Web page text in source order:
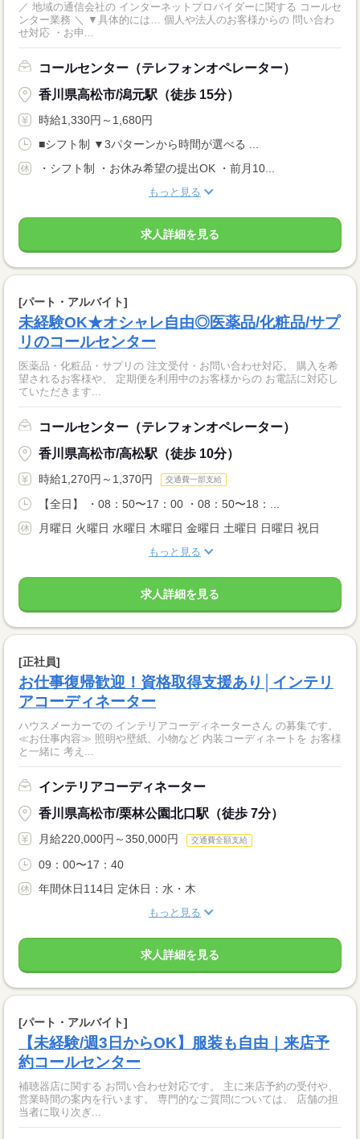
／ 地域の通信会社の インターネットプロバイダーに関する コールセ
ンター業務 ＼ ▼具体的には… 個人や法人のお客様からの 問い合わ
せ対応 ・お申...
コールセンター（テレフォンオペレーター）
香川県高松市/潟元駅（徒歩 15分）
時給1,330円～1,680円
■シフト制 ▼3パターンから時間が選べる ...
・シフト制 ・お休み希望の提出OK ・前月10...
もっと見る
求人詳細を見る
[パート・アルバイト]
未経験OK★オシャレ自由◎医薬品/化粧品/サプ
リのコールセンター
医薬品・化粧品・サプリの 注文受付・お問い合わせ対応。 購入を希
望されるお客様や、 定期便を利用中のお客様からの お電話に対応し
ていただきます...
コールセンター（テレフォンオペレーター）
香川県高松市/高松駅（徒歩 10分）
時給1,270円～1,370円 交通費一部支給
【全日】 ・08：50〜17：00 ・08：50〜18：...
月曜日 火曜日 水曜日 木曜日 金曜日 土曜日 日曜日 祝日
もっと見る
求人詳細を見る
[正社員]
お仕事復帰歓迎！資格取得支援あり│インテリ
アコーディネーター
ハウスメーカーでの インテリアコーディネーターさん の募集です。
≪お仕事内容≫ 照明や壁紙、小物など 内装コーディネートを お客様
と一緒に 考え...
インテリアコーディネーター
香川県高松市/栗林公園北口駅（徒歩 7分）
月給220,000円～350,000円 交通費全額支給
09：00〜17：40
年間休日114日 定休日：水・木
もっと見る
求人詳細を見る
[パート・アルバイト]
【未経験/週3日からOK】服装も自由｜来店予
約コールセンター
補聴器店に関する お問い合わせ対応です。 主に来店予約の受付や、
営業時間の案内を行います。 専門的なご質問については、 店舗の担
当者に取り次ぎ...